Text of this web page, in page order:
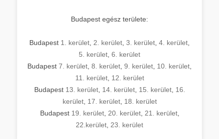
Budapest egész területe:
Budapest 1. kerület 2. kerület 3. kerület 4. kerület
5. kerület 6. kerület
Budapest 7. kerület 8. kerület 9. kerület 10. kerület
11. kerület, 12. kerület
Budapest 13. kerület, 14. kerület, 15. kerület, 16.
kerület, 17. kerület, 18. kerület
Budapest 19. kerület, 20. kerület, 21. kerület,
22.kerület 23. kerület